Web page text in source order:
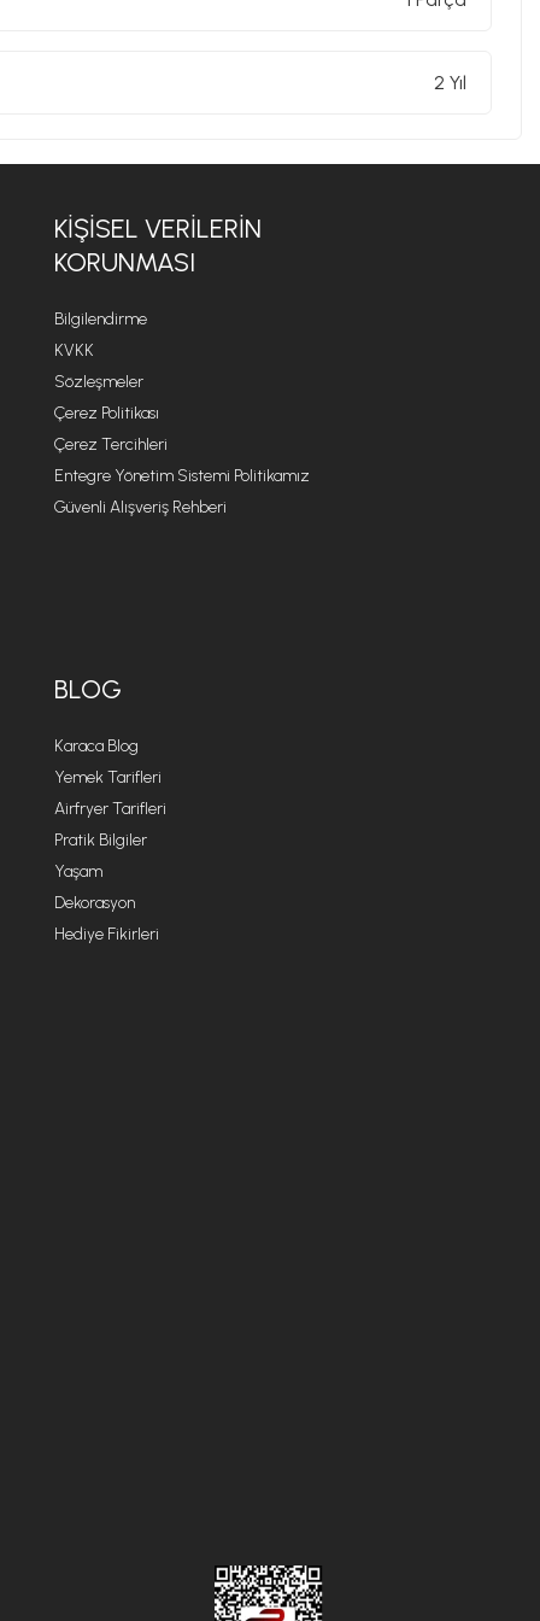
zaman temel olarak vizyonuna odaklanır. Ona göre
2 Yıl
KIŞISEL VERILERIN
KORUNMASI
Bilgilendirme
KVKK
Sözleşmeler
Çerez Politikası
Çerez Tercihleri
Entegre Yönetim Sistemi Politikamız
Güvenli Alışveriş Rehberi
BLOG
Karaca Blog
Yemek Tarifleri
Airfryer Tarifleri
Pratik Bilgiler
Yaşam
Dekorasyon
Hediye Fikirleri